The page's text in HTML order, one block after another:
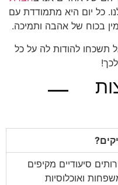
כל יום היא מתמודדת עם
בכוח של אהבה ותמיכה.
תשכחו להודות לה על כל
סיעודיים מקיפים
ואוכלוסיות